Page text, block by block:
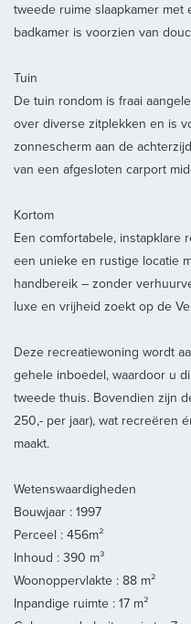
tweede ruime slaapkamer
badkamer is voorzien van
Tuin
De tuin rondom is fraai
over diverse zitplekken en is
zonnescherm aan de
van een afgesloten carport
Kortom
Een comfortabele, instapklare
een unieke en rustige locatie
handbereik – zonder
luxe en vrijheid zoekt op de
Deze recreatiewoning wordt
gehele inboedel, waardoor u
tweede thuis. Bovendien zijn
250,- per jaar), wat recreëren
maakt.
Wetenswaardigheden
Bouwjaar : 1997
Perceel : 456m²
Inhoud : 390 m³
Woonoppervlakte : 88 m²
Inpandige ruimte : 17 m²